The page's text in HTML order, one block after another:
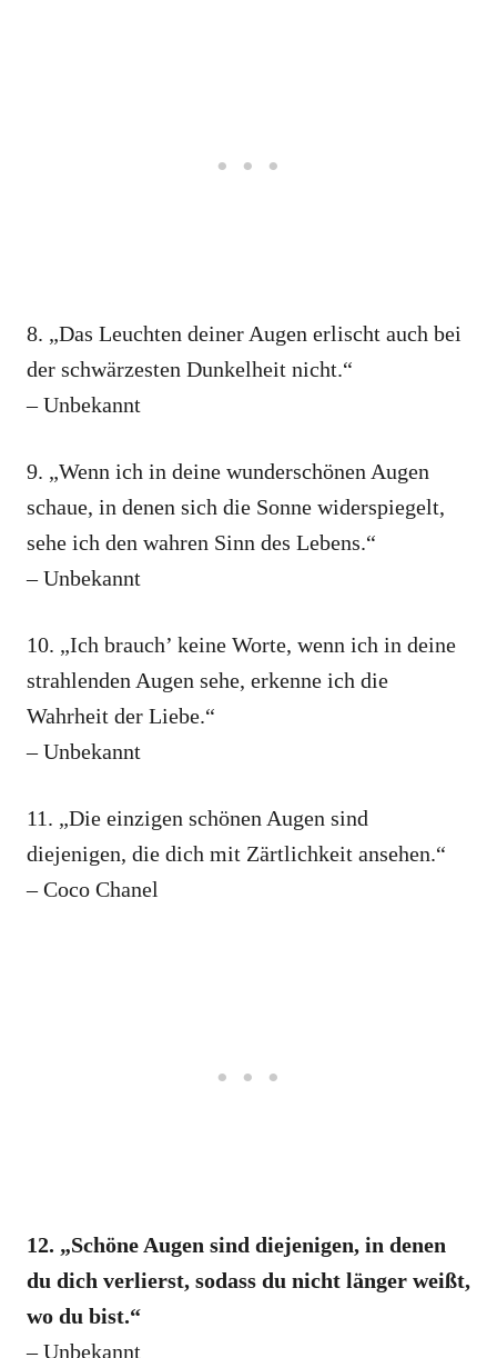
8. „Das Leuchten deiner Augen erlischt auch bei
der schwärzesten Dunkelheit nicht.“
– Unbekannt
9. „Wenn ich in deine wunderschönen Augen
schaue, in denen sich die Sonne widerspiegelt,
sehe ich den wahren Sinn des Lebens.“
– Unbekannt
10. „Ich brauch’ keine Worte, wenn ich in deine
strahlenden Augen sehe, erkenne ich die
Wahrheit der Liebe.“
– Unbekannt
11. „Die einzigen schönen Augen sind
diejenigen, die dich mit Zärtlichkeit ansehen.“
– Coco Chanel
12. „Schöne Augen sind diejenigen, in denen
du dich verlierst, sodass du nicht länger weißt,
wo du bist.“
– Unbekannt